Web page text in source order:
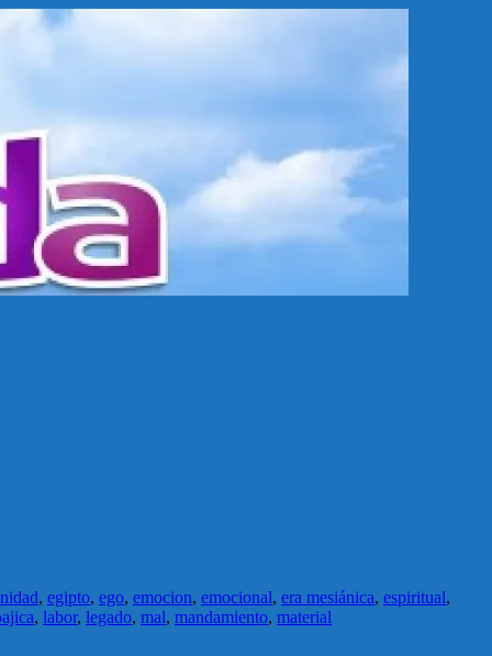
, egipto, ego, emocion, emocional, era mesiánica, espiritual,
, labor, legado, mal, mandamiento, material